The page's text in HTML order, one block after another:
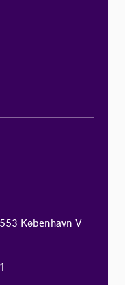
København V